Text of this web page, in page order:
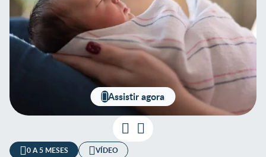
Assistir agora
0 A 5 MESES VÍDEO